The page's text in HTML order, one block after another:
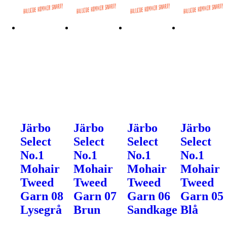
Järbo
Select
No.1
Mohair
Tweed
Garn 08
Lysegrå
Järbo
Select
No.1
Mohair
Tweed
Garn 07
Brun
Järbo
Select
No.1
Mohair
Tweed
Garn 06
Sandkage
Järbo
Select
No.1
Mohair
Tweed
Garn 05
Blå